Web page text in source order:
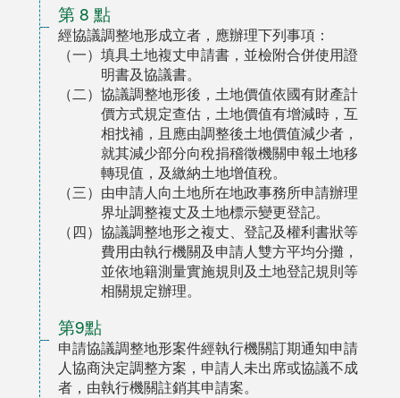
第 8 點
經協議調整地形成立者，應辦理下列事項：
（一）填具土地複丈申請書，並檢附合併使用證
明書及協議書。
（二）協議調整地形後，土地價值依國有財產計
價方式規定查估，土地價值有增減時，互
相找補，且應由調整後土地價值減少者，
就其減少部分向稅捐稽徵機關申報土地移
轉現值，及繳納土地增值稅。
（三）由申請人向土地所在地政事務所申請辦理
界址調整複丈及土地標示變更登記。
（四）協議調整地形之複丈、登記及權利書狀等
費用由執行機關及申請人雙方平均分攤，
並依地籍測量實施規則及土地登記規則等
相關規定辦理。
第9點
申請協議調整地形案件經執行機關訂期通知申請
人協商決定調整方案，申請人未出席或協議不成
者，由執行機關註銷其申請案。